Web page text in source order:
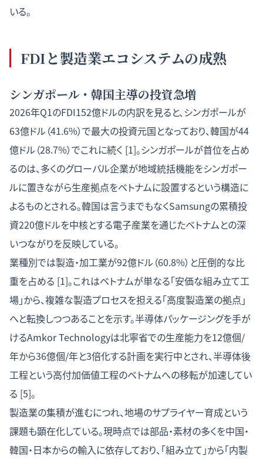
いる。
FDIと製造業エコシステムの成熟
シンガポール・韓国主導の投資急増
2026年Q1のFDI152億ドルの内訳を見ると、シンガポールが
63億ドル（41.6%）で最大の投資元国となっており、韓国が44
億ドル（28.7%）でこれに続く [1]。シンガポールが首位を占め
るのは、多くのグローバル企業が地域統括機能をシンガポー
ルに置きながら生産拠点をベトナムに設置するという構造に
よるものとされる。韓国は言うまでもなくSamsungの累積投
資220億ドルを中核とする電子産業を通じたベトナムとの深
いつながりを反映している。
業種別では製造・加工業が92億ドル（60.8%）と圧倒的な比
重を占める [1]。これはベトナムが単なる「安価な組み立て工
場」から、複雑な製造プロセスを担える「高度製造業の拠点」
へと転換しつつあることを示す。半導体パッケージングを手が
けるAmkor Technologyは北寧省での生産能力を12億個/
年から36億個/年と3倍化する計画を実行中とされ、半導体後
工程という高付加価値工程のベトナムへの移転が加速してい
る [5]。
製造業の集積が進むにつれ、地場のサプライヤー育成という
課題も顕在化している。現時点では部品・素材の多くを中国・
韓国・日本からの輸入に依存しており、「組み立て」から「内製